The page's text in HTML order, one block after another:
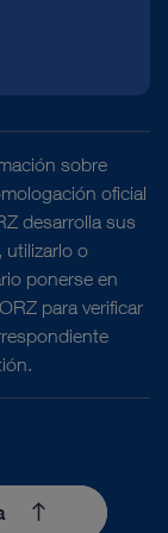
sobre
oficial
desarrolla sus
utilizarlo o
ponerse en
para verificar